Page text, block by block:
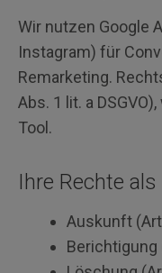
Wir nutzen Google
Instagram) für
Remarketing.
Abs. 1 lit. a
Tool.
Ihre Rechte
Auskunft
Berichtigung